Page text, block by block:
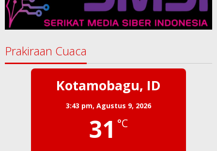
Prakiraan Cuaca
Kotamobagu, ID
3:43 pm, Agustus 9, 2026
31 °C